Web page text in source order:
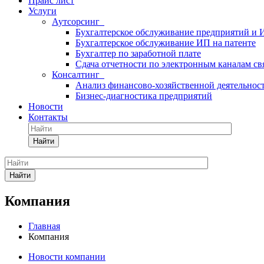
Услуги
Аутсорсинг
Бухгалтерское обслуживание
Бухгалтерское обслуживание ИП на патенте
Бухгалтер по заработной плате
Сдача отчетности по электронным каналам
Консалтинг
Анализ финансово-хозяйственной
Бизнес-диагностика предприятий
Новости
Контакты
Найти
Найти
Компания
Главная
Компания
Новости компании